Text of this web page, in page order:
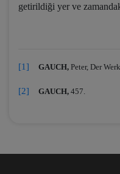
getirildiği yer ve
[1] GAUCH, Peter, Der
[2] GAUCH, 457.